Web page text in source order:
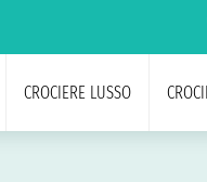
CROCIERE LUSSO